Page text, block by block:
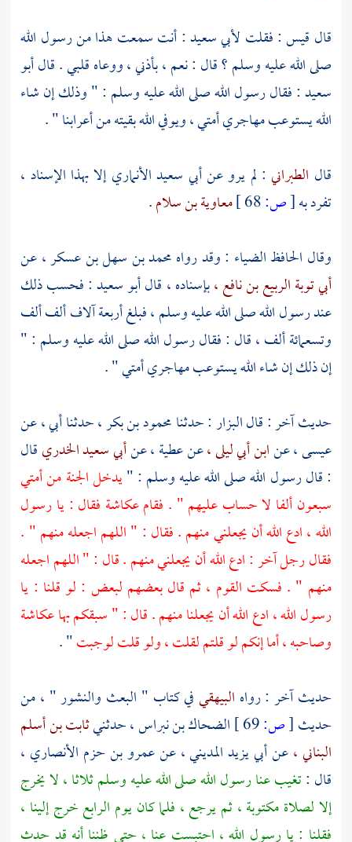
قال قيس: فقلت لأبي سعيد: أنت سمعت هذا من رسول الله
صلى الله عليه وسلم ؟ قال : نعم ، بأذني‌‌‌‌ ، ووعاه قلبي . قالأبو
سعيد: فقال رسول الله صلى الله عليه وسلم : " وذلك إن شاء
الله يستوعب مهاجري أمتي ، ويوفي الله بقيته من أعرابنا " .
قال الطبراني : لم يرو عنأبي سعيد الأنماريإلا بهذا الإسناد ،
تفرد به[ص: معاوية بن سلام.
وقال الحافظ الضياء : وقد رواهمحمد بن سهل بن عسكر ،عن
أبي توبة الربيع بن نافع ،بإسناده ، قالأبو سعيد: فحسب ذلك
عند رسول الله صلى الله عليه وسلم ، فبلغ أربعة آلاف ألف ألف
وتسعمائة ألف ، قال : فقال رسول الله صلى الله عليه وسلم : "
إن ذلك إن شاء الله يستوعب مهاجري أمتي " .
حديث آخر : قالالبزار: حدثنامحمود بن بكر ،حدثنا أبي ، عن
عيسى ،عنابن أبي ليلى ،عنعطية ،عنأبي سعيد الخدريقال
: قال رسول الله صلى الله عليه وسلم : "يدخل الجنة من أمتي
سبعون ألفا لا حساب عليهم " . فقامعكاشة فقال : يا رسول
الله ، ادع الله أن يجعلني منهم . فقال : " اللهم اجعله منهم " .
فقال رجل آخر : ادع الله أن يجعلني منهم . قال : " اللهم اجعله
منهم " . فسكت القوم ، ثم قال بعضهم لبعض : لو قلنا : يا
رسول الله ، ادع الله أن يجعلنا منهم . قال : " سبقكم بهاعكاشة
وصاحبه ، أما إنكم لو قلتم لقلت ، ولو قلت لوجبت" .
حديث آخر : رواه البيهقيفي كتاب " البعث والنشور " ، من
حديث[ص: الضحاك بن نبراس ،حدثنيثابت بن أسلم
البناني ،عنأبي يزيد المديني ،عنعمرو بن حزم الأنصاري ،
قال :تغيب عنا رسول الله صلى الله عليه وسلم ثلاثا ، لا يخرج
إلا لصلاة مكتوبة ، ثم يرجع ، فلما كان يوم الرابع خرج إلينا ،
فقلنا : يا رسول الله ، احتبست عنا ، حتى ظننا أنه قد حدث